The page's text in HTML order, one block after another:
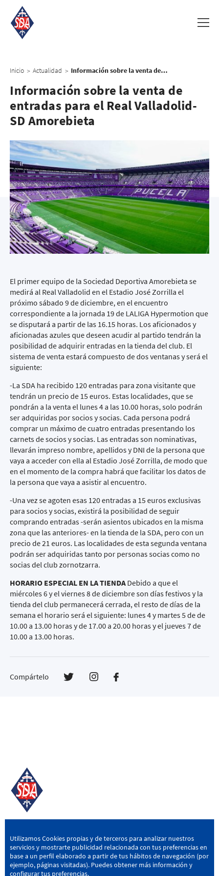
Inicio > Actualidad > Información sobre la venta de entradas para el Real Valladolid-SD Amorebieta
Información sobre la venta de
entradas para el Real Valladolid-
SD Amorebieta
El primer equipo de la Sociedad Deportiva Amorebieta se
medirá al Real Valladolid en el Estadio José Zorrilla el
próximo sábado 9 de diciembre, en el encuentro
correspondiente a la jornada 19 de LALIGA Hypermotion que
se disputará a partir de las 16.15 horas. Los aficionados y
aficionadas azules que deseen acudir al partido tendrán la
posibilidad de adquirir entradas en la tienda del club. El
sistema de venta estará compuesto de dos ventanas y será el
siguiente:
-La SDA ha recibido 120 entradas para zona visitante que
tendrán un precio de 15 euros. Estas localidades, que se
pondrán a la venta el lunes 4 a las 10.00 horas, solo podrán
ser adquiridas por socios y socias. Cada persona podrá
comprar un máximo de cuatro entradas presentando los
carnets de socios y socias. Las entradas son nominativas,
llevarán impreso nombre, apellidos y DNI de la persona que
vaya a acceder con ella al Estadio José Zorrilla, de modo que
en el momento de la compra habrá que facilitar los datos de
la persona que vaya a asistir al encuentro.
-Una vez se agoten esas 120 entradas a 15 euros exclusivas
para socios y socias, existirá la posibilidad de seguir
comprando entradas -serán asientos ubicados en la misma
zona que las anteriores- en la tienda de la SDA, pero con un
precio de 21 euros. Las localidades de esta segunda ventana
podrán ser adquiridas tanto por personas socias como no
socias del club zornotzarra.
HORARIO ESPECIAL EN LA TIENDA Debido a que el
miércoles 6 y el viernes 8 de diciembre son días festivos y la
tienda del club permanecerá cerrada, el resto de días de la
semana el horario será el siguiente: lunes 4 y martes 5 de de
10.00 a 13.00 horas y de 17.00 a 20.00 horas y el jueves 7 de
10.00 a 13.00 horas.
Compártelo
SD AMOREBIETA
San Miguel Kalea, 16, 48340 Amorebieta, Bizkaia
946 604 751 | sda@sdamorebieta.eus
Utilizamos Cookies propias y de terceros para analizar nuestros
servicios y mostrarte publicidad relacionada con tus preferencias en
base a un perfil elaborado a partir de tus hábitos de navegación (por
ejemplo, páginas visitadas). Puedes obtener más información y
configurar tus preferencias.